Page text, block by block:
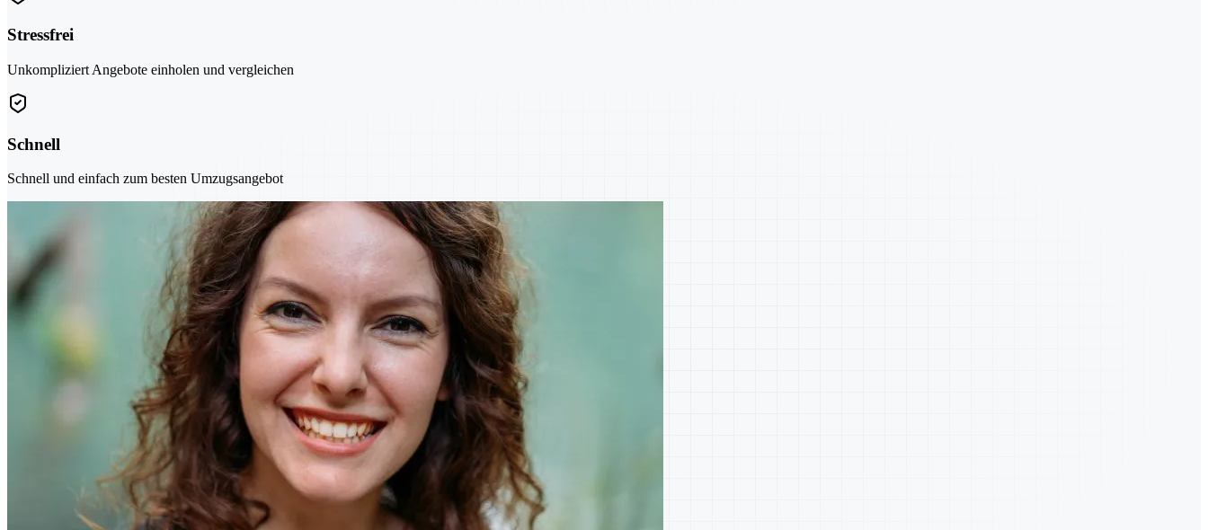
Stressfrei
Unkompliziert Angebote einholen und vergleichen
Schnell
Schnell und einfach zum besten Umzugsangebot